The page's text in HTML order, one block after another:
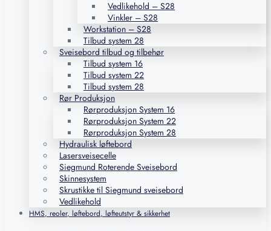
Vedlikehold – S28
Vinkler – S28
Workstation – S28
Tilbud system 28
Sveisebord tilbud og tilbehør
Tilbud system 16
Tilbud system 22
Tilbud system 28
Rør Produksjon
Rørproduksjon System 16
Rørproduksjon System 22
Rørproduksjon System 28
Hydraulisk løftebord
Lasersveisecelle
Siegmund Roterende Sveisebord
Skinnesystem
Skrustikke til Siegmund sveisebord
Vedlikehold
HMS, reoler, løftebord, løfteutstyr & sikkerhet